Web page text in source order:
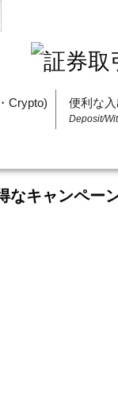
Crypto) 便利な
Deposit/
なキャンペー